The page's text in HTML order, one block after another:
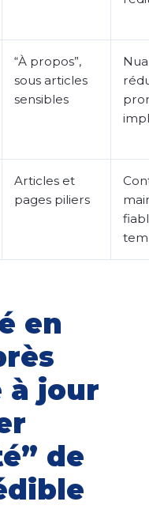
“À propos”,
sous articles
sensibles
Articles et
pages piliers
en
à jour
de